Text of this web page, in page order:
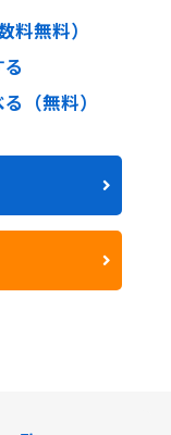
料無料）
（無料）